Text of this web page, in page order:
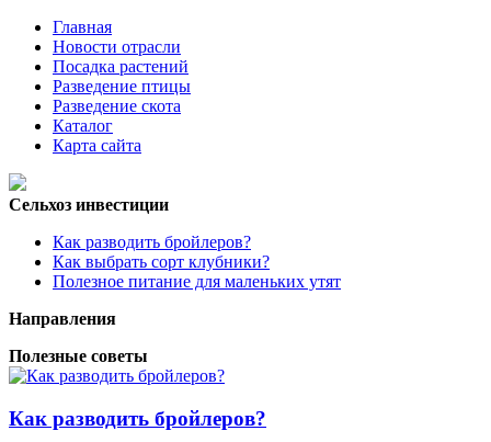
Главная
Новости отрасли
Посадка растений
Разведение птицы
Разведение скота
Каталог
Карта сайта
Сельхоз инвестиции
Как разводить бройлеров?
Как выбрать сорт клубники?
Полезное питание для маленьких утят
Направления
Полезные советы
Как разводить бройлеров?